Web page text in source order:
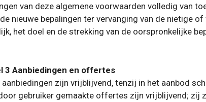
van deze algemene voorwaarden volledig van
nieuwe bepalingen ter vervanging van de nietige
het doel en de strekking van de oorspronkelijke
3 Aanbiedingen en offertes
aanbiedingen zijn vrijblijvend, tenzij in het aanbod
gebruiker gemaakte offertes zijn vrijblijvend; zij